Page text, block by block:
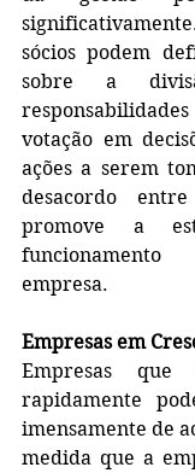
sócios podem
sobre a
votação em
ações a serem
desacordo
promove a
empresa.
Empresas em
Empresas que
rapidamente
imensamente de
medida que a